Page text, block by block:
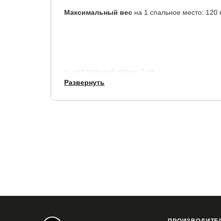
Максимальный вес на 1 спальное место: 120
натуральный латекс 3 см;
моноблок из искусственного латекса
Развернуть